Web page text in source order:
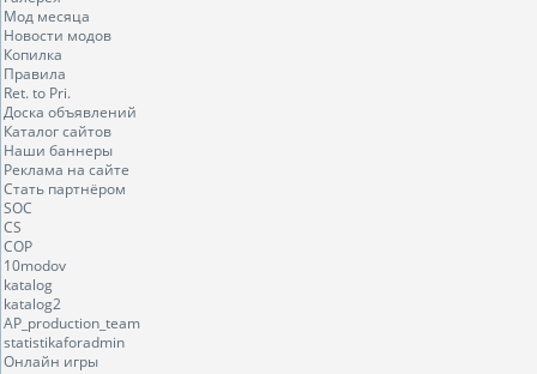
Мод месяца
Новости модов
Копилка
Правила
Ret. to Pri.
Доска объявлений
Каталог сайтов
Наши баннеры
Реклама на сайте
Стать партнёром
SOC
CS
COP
10modov
katalog
katalog2
AP_production_team
statistikaforadmin
Онлайн игры